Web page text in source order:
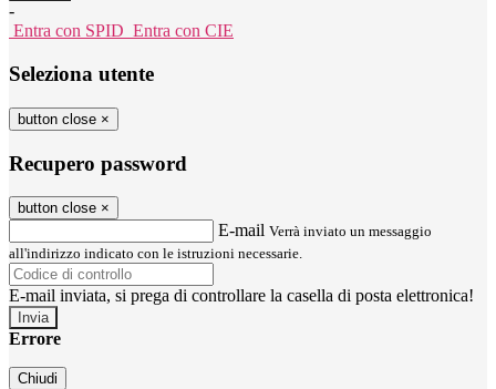
-
Entra con SPID Entra con CIE
Seleziona utente
button close ×
Recupero password
button close ×
E-mail Verrà inviato un messaggio
all'indirizzo indicato con le istruzioni necessarie.
E-mail inviata, si prega di controllare la casella di posta elettronica!
Errore
Chiudi